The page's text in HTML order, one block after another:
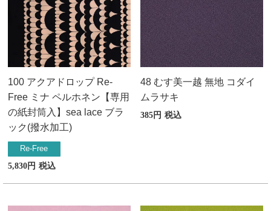
100 アクアドロップ Re-
Free ミナ ペルホネン【専用
の紙封筒入】sea lace ブラ
ック(撥水加工)
Re-Free
5,830
税込
48 むす美一越 無地 コダイ
ムラサキ
385 税込